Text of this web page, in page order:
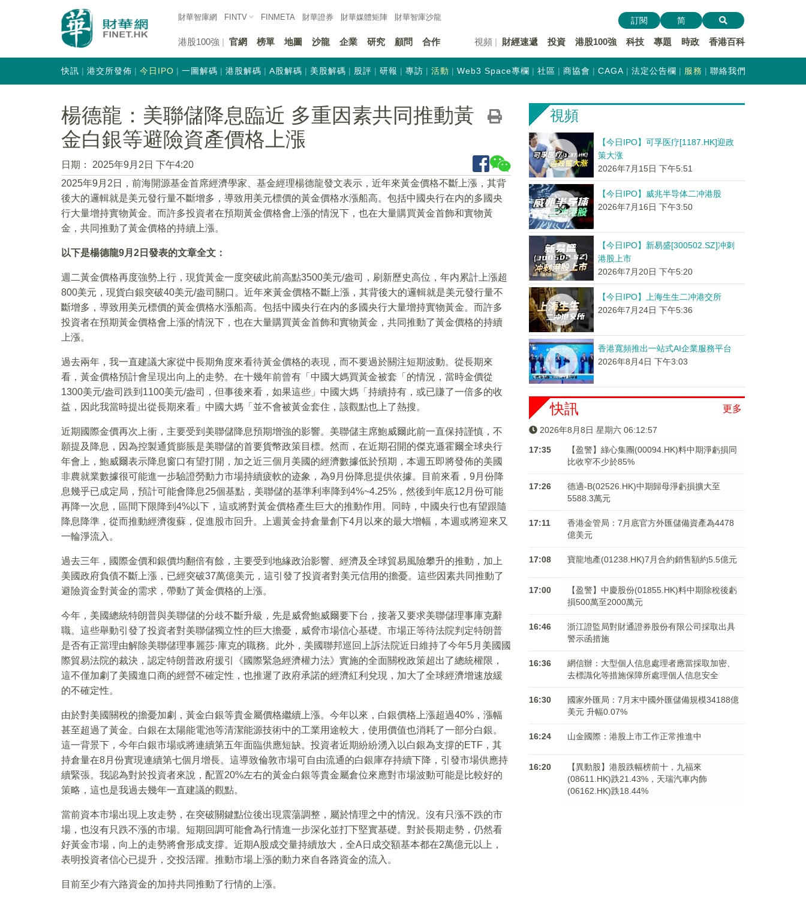
財華智庫網 FINTV FINMETA 財華證券 財華媒體矩陣 財華智庫沙龍
港股100強 官網 榜單 地圖 沙龍 企業 研究 顧問 合作 視頻 財經速遞 投資 港股100強 科技 專題 時政 香港百科
訂閱 简
快訊 港交所發佈 今日IPO 一圖解碼 港股解碼 A股解碼 美股解碼 股評 研報 專訪 活動 Web3 Space專欄 社區 商協會 CAGA 法定公告欄 服務 聯絡我們
楊德龍：美聯儲降息臨近 多重因素共同推動黃
金白銀等避險資產價格上漲
日期：
2025年9月2日 下午4:20
2025年9月2日，前海開源基金首席經濟學家、基金經理楊德龍發文表示，近年來黃金價格不斷上漲，其背
後大的邏輯就是美元發行量不斷增多，導致用美元標價的黃金價格水漲船高。包括中國央行在内的多國央
行大量增持實物黃金。而許多投資者在預期黃金價格會上漲的情況下，也在大量購買黃金首飾和實物黃
金，共同推動了黃金價格的持續上漲。
以下是楊德龍9月2日發表的文章全文：
週二黃金價格再度強勢上行，現貨黃金一度突破此前高點3500美元/盎司，刷新歷史高位，年内累計上漲超
800美元，現貨白銀突破40美元/盎司關口。近年來黃金價格不斷上漲，其背後大的邏輯就是美元發行量不
斷增多，導致用美元標價的黃金價格水漲船高。包括中國央行在内的多國央行大量增持實物黃金。而許多
投資者在預期黃金價格會上漲的情況下，也在大量購買黃金首飾和實物黃金，共同推動了黃金價格的持續
上漲。
過去兩年，我一直建議大家從中長期角度來看待黃金價格的表現，而不要過於關注短期波動。從長期來
看，黃金價格預計會呈現出向上的走勢。在十幾年前曾有「中國大媽買黃金被套「的情況，當時金價從
1300美元/盎司跌到1100美元/盎司，但事後來看，如果這些」中國大媽「持續持有，或已賺了一倍多的收
益，因此我當時提出從長期來看」中國大媽「並不會被黃金套住，該觀點也上了熱搜。
近期國際金價再次上衝，主要受到美聯儲降息預期增強的影響。美聯儲主席鮑威爾此前一直保持謹慎，不
願提及降息，因為控製通貨膨脹是美聯儲的首要貨幣政策目標。然而，在近期召開的傑克遜霍爾全球央行
年會上，鮑威爾表示降息窗口有望打開，加之近三個月美國的經濟數據低於預期，本週五即將發佈的美國
非農就業數據很可能進一步驗證勞動力市場持續疲軟的迹象，為9月份降息提供依據。目前來看，9月份降
息幾乎已成定局，預計可能會降息25個基點，美聯儲的基準利率降到4%~4.25%，然後到年底12月份可能
再降一次息，區間下限降到4%以下，這或將對黃金價格產生巨大的推動作用。同時，中國央行也有望跟隨
降息降準，從而推動經濟復蘇，促進股市回升。上週黃金持倉量創下4月以來的最大增幅，本週或將迎來又
一輪淨流入。
過去三年，國際金價和銀價均翻倍有餘，主要受到地緣政治影響、經濟及全球貿易風險攀升的推動，加上
美國政府負債不斷上漲，已經突破37萬億美元，這引發了投資者對美元信用的擔憂。這些因素共同推動了
避險資金對黃金的需求，帶動了黃金價格的上漲。
今年，美國總統特朗普與美聯儲的分歧不斷升級，先是威脅鮑威爾要下台，接著又要求美聯儲理事庫克辭
職。這些舉動引發了投資者對美聯儲獨立性的巨大擔憂，威脅市場信心基礎。市場正等待法院判定特朗普
是否有正當理由解除美聯儲理事麗莎·庫克的職務。此外，美國聯邦巡回上訴法院近日維持了今年5月美國國
際貿易法院的裁決，認定特朗普政府援引《國際緊急經濟權力法》實施的全面關稅政策超出了總統權限，
這不僅加劇了美國進口商的經營不確定性，也推遲了政府承諾的經濟紅利兌現，加大了全球經濟增速放緩
的不確定性。
由於對美國關稅的擔憂加劇，黃金白銀等貴金屬價格繼續上漲。今年以來，白銀價格上漲超過40%，漲幅
甚至超過了黃金。白銀在太陽能電池等清潔能源技術中的工業用途較大，使用價值也消耗了一部分白銀。
這一背景下，今年白銀市場或將連續第五年面臨供應短缺。投資者近期紛紛湧入以白銀為支撐的ETF，其
持倉量在8月份實現連續第七個月增長。這導致倫敦市場可自由流通的白銀庫存持續下降，引發市場供應持
續緊張。我認為對於投資者來說，配置20%左右的黃金白銀等貴金屬倉位來應對市場波動可能是比較好的
策略，這也是我過去幾年一直建議的觀點。
當前資本市場出現上攻走勢，在突破關鍵點位後出現震蕩調整，屬於情理之中的情況。沒有只漲不跌的市
場，也沒有只跌不漲的市場。短期回調可能會為行情進一步深化並打下堅實基礎。對於長期走勢，仍然看
好黃金市場，向上的走勢將會形成支撐。近期A股成交量持續放大，全A日成交額基本都在2萬億元以上，
表明投資者信心已提升，交投活躍。推動市場上漲的動力來自各路資金的流入。
目前至少有六路資金的加持共同推動了行情的上漲。
視頻
【今日IPO】可孚医疗[1187.HK]迎政
策大涨
2026年7月15日 下午5:51
【今日IPO】威兆半导体二冲港股
2026年7月16日 下午3:50
【今日IPO】新易盛[300502.SZ]冲刺
港股上市
2026年7月20日 下午5:20
【今日IPO】上海生生二冲港交所
2026年7月24日 下午5:36
香港寬頻推出一站式AI企業服務平台
2026年8月4日 下午3:03
更多
快訊
2026年8月8日 星期六 06:12:58
17:35
【盈警】綠心集團(00094.HK)料中期淨虧損同
比收窄不少於85%
17:26
德適-B(02526.HK)中期歸母淨虧損擴大至
5588.3萬元
17:11
香港金管局：7月底官方外匯儲備資產為4478
億美元
17:08 寶龍地產(01238.HK)7月合約銷售額約5.5億元
17:00
【盈警】中慶股份(01855.HK)料中期除稅後虧
損500萬至2000萬元
16:46
浙江證監局對財通證券股份有限公司採取出具
警示函措施
16:36
網信辦：大型個人信息處理者應當採取加密、
去標識化等措施保障所處理個人信息安全
16:30
國家外匯局：7月末中國外匯儲備規模34188億
美元 升幅0.07%
16:24 山金國際：港股上市工作正常推進中
16:20
【異動股】港股跌幅榜前十，九福來
(08611.HK)跌21.43%，天瑞汽車内飾
(06162.HK)跌18.44%